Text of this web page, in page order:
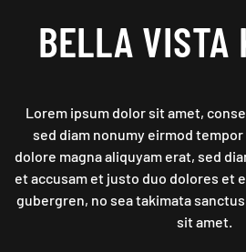
BELLA VISTA
Lorem ipsum dolor sit amet,
sed diam nonumy eirmod
dolore magna aliquyam erat, sed
et accusam et justo duo dolores et
gubergren, no sea takimata
sit amet.